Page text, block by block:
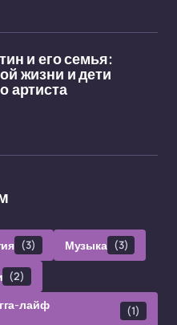
и его семья:
жизни и дети
артиста
(3) Музыка (3)
(2)
лайф (1)